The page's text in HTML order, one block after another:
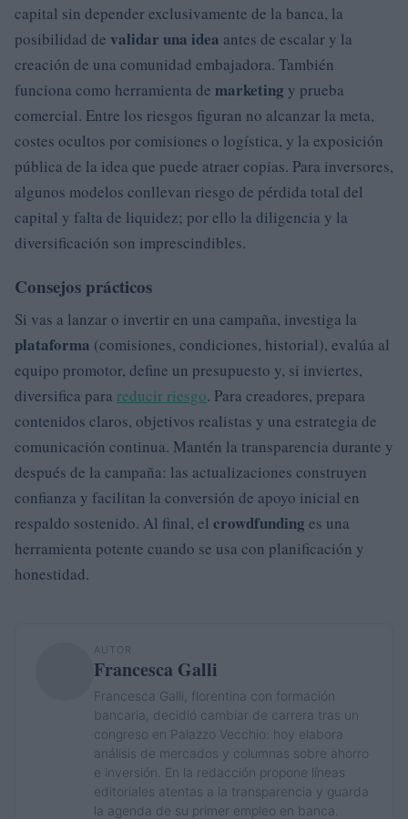
capital sin depender exclusivamente de la banca, la
posibilidad de validar una idea antes de escalar y la
creación de una comunidad embajadora. También
funciona como herramienta de marketing y prueba
comercial. Entre los riesgos figuran no alcanzar la meta,
costes ocultos por comisiones o logística, y la exposición
pública de la idea que puede atraer copias. Para inversores,
algunos modelos conllevan riesgo de pérdida total del
capital y falta de liquidez; por ello la diligencia y la
diversificación son imprescindibles.
Consejos prácticos
Si vas a lanzar o invertir en una campaña, investiga la
plataforma (comisiones, condiciones, historial), evalúa al
equipo promotor, define un presupuesto y, si inviertes,
diversifica para reducir riesgo. Para creadores, prepara
contenidos claros, objetivos realistas y una estrategia de
comunicación continua. Mantén la transparencia durante y
después de la campaña: las actualizaciones construyen
confianza y facilitan la conversión de apoyo inicial en
respaldo sostenido. Al final, el crowdfunding es una
herramienta potente cuando se usa con planificación y
honestidad.
AUTOR
Francesca Galli
Francesca Galli, florentina con formación
bancaria, decidió cambiar de carrera tras un
congreso en Palazzo Vecchio: hoy elabora
análisis de mercados y columnas sobre ahorro
e inversión. En la redacción propone líneas
editoriales atentas a la transparencia y guarda
la agenda de su primer empleo en banca.